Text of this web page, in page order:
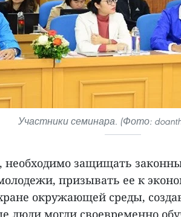
Участники семинара. (Фото:
необходимо защищать
призывать ее к
окружающей среды,
люди могли своевременно